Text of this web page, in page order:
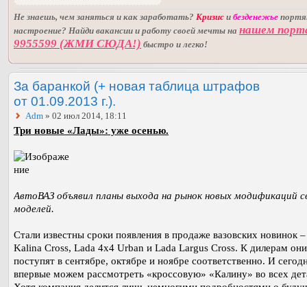
Не знаешь, чем заняться и как заработать? Кризис и безденежье
настроение? Найди вакансии и работу своей мечты на нашем
9955599 (ЖМИ СЮДА!) быстро и легко!
За баранкой (+ новая таблица штрафов
от 01.09.2013 г.).
Adm » 02 июл 2014, 18:11
Три новые «Лады»: уже осенью.
АвтоВАЗ объявил планы выхода на рынок новых модификаций
моделей.
Стали известны сроки появления в продаже вазовских новинок
Kalina Cross, Lada 4x4 Urban и Lada Largus Cross. К дилерам они
поступят в сентябре, октябре и ноябре соответственно. И
впервые можем рассмотреть «кроссовую» «Калину» во всех